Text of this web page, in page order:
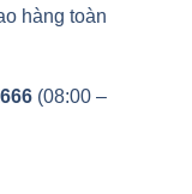
hàng toàn
(08:00 –